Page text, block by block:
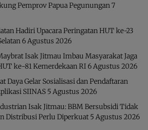
Pemprov Papua Pegunungan7
Hadiri Upacara Peringatan HUT ke-23
6 Agustus 2026
Isak Jitmau Imbau Masyarakat Jaga
ke-81 Kemerdekaan RI6 Agustus 2026
Daya Gelar Sosialisasi dan Pendaftaran
SIINAS 5 Agustus 2026
Isak Jitmau: BBM Bersubsidi Tidak
Distribusi Perlu Diperkuat 5 Agustus 2026